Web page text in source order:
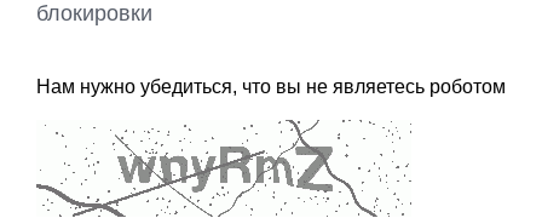
блокировки
Нам нужно убедиться, что вы не являетесь роботом